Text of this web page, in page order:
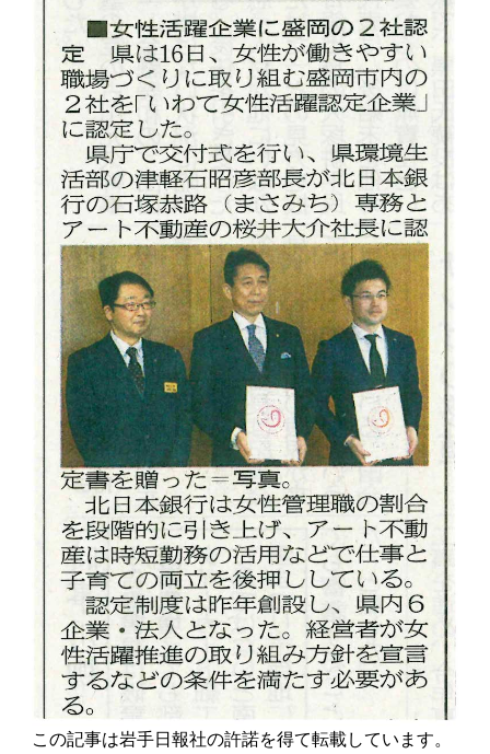
この記事は岩手日報社の許諾を得て転載しています。